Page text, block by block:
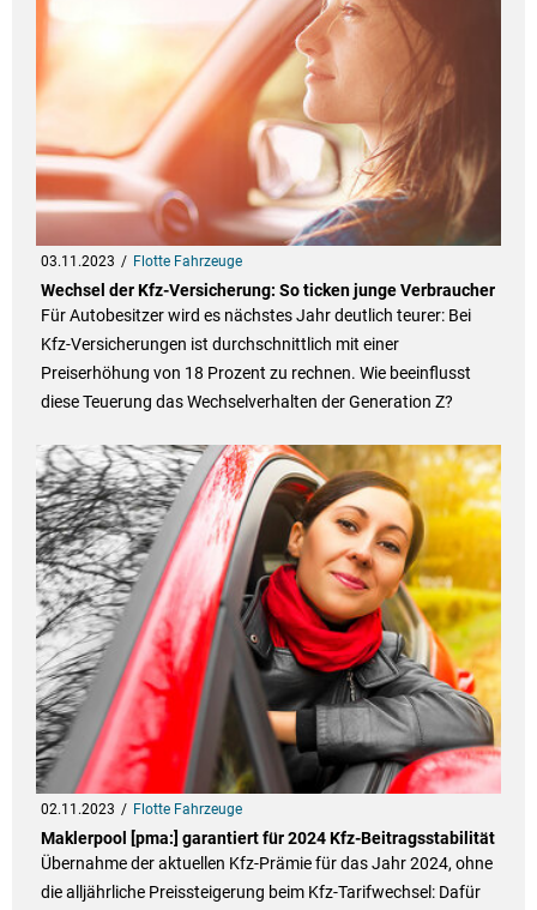
03.11.2023 Flotte Fahrzeuge
Wechsel der Kfz-Versicherung: So ticken junge Verbraucher
Für Autobesitzer wird es nächstes Jahr deutlich teurer: Bei
Kfz-Versicherungen ist durchschnittlich mit einer
Preiserhöhung von 18 Prozent zu rechnen. Wie beeinflusst
diese Teuerung das Wechselverhalten der Generation Z?
02.11.2023 Flotte Fahrzeuge
Maklerpool [pma:] garantiert für 2024 Kfz-Beitragsstabilität
Übernahme der aktuellen Kfz-Prämie für das Jahr 2024, ohne
die alljährliche Preissteigerung beim Kfz-Tarifwechsel: Dafür